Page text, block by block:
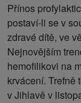
Přínos
postaví-li se v
zdravé dítě, ve
Nejnovějším
hemofilikovi na
krvácení. Trefně
v Jihlavě v